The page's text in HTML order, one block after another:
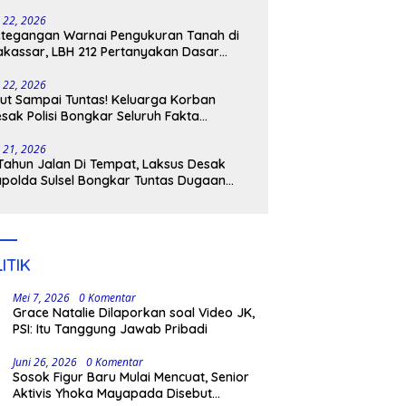
22, 2026
Warnai Pengukuran Tanah di
LBH 212 Pertanyakan Dasar
22, 2026
Sampai Tuntas! Keluarga Korban
Polisi Bongkar Seluruh Fakta
21, 2026
Jalan Di Tempat, Laksus Desak
Sulsel Bongkar Tuntas Dugaan
Mei 7, 2026 0 Komentar
Grace Natalie Dilaporkan soal Video JK,
PSI: Itu Tanggung Jawab Pribadi
Juni 26, 2026 0 Komentar
Sosok Figur Baru Mulai Mencuat, Senior
Aktivis Yhoka Mayapada Disebut